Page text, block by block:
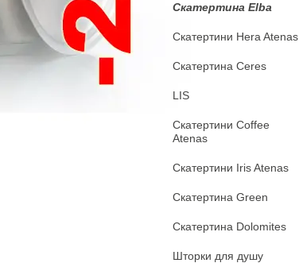
Скатертина Elba
Скатертини Hera Atenas
Скатертина Ceres
LIS
Скатертини Coffee
Atenas
Скатертини Iris Atenas
Скатертина Green
Скатертина Dolomites
Шторки для душу